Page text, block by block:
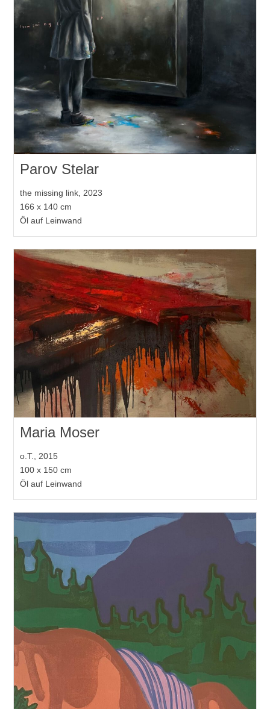
Parov Stelar
the missing link, 2023
166 x 140 cm
Öl auf Leinwand
Maria Moser
o.T., 2015
100 x 150 cm
Öl auf Leinwand